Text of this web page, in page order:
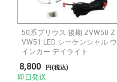
50系プリウス 後期 ZVW50 Z
VW51 LED シーケンシャル ウ
インカー デイライト
8,800 円(税込)
即日発送